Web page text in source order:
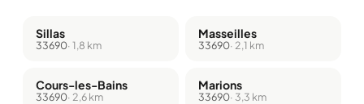
Sillas
33690· 1,8 km
Masseilles
33690· 2,1 km
Cours-les-Bains
33690· 2,6 km
Marions
33690· 3,3 km